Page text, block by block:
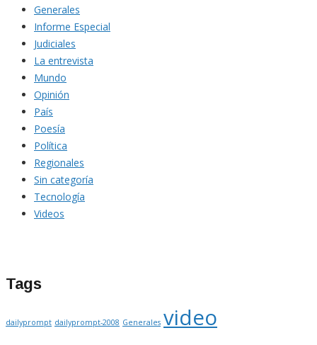
Generales
Informe Especial
Judiciales
La entrevista
Mundo
Opinión
País
Poesía
Política
Regionales
Sin categoría
Tecnología
Videos
Tags
dailyprompt dailyprompt-2008 Generales video